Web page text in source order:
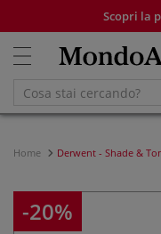
Scopri la
Home Derwent - Shade &
-20%